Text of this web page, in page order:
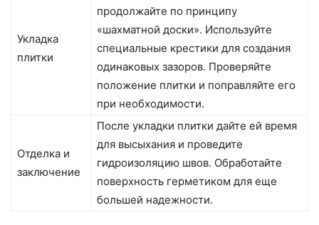
Укладка
плитки
продолжайте по принципу
«шахматной доски». Используйте
специальные крестики для создания
одинаковых зазоров. Проверяйте
положение плитки и поправляйте его
при необходимости.
Отделка и
заключение
После укладки плитки дайте ей время
для высыхания и проведите
гидроизоляцию швов. Обработайте
поверхность герметиком для еще
большей надежности.